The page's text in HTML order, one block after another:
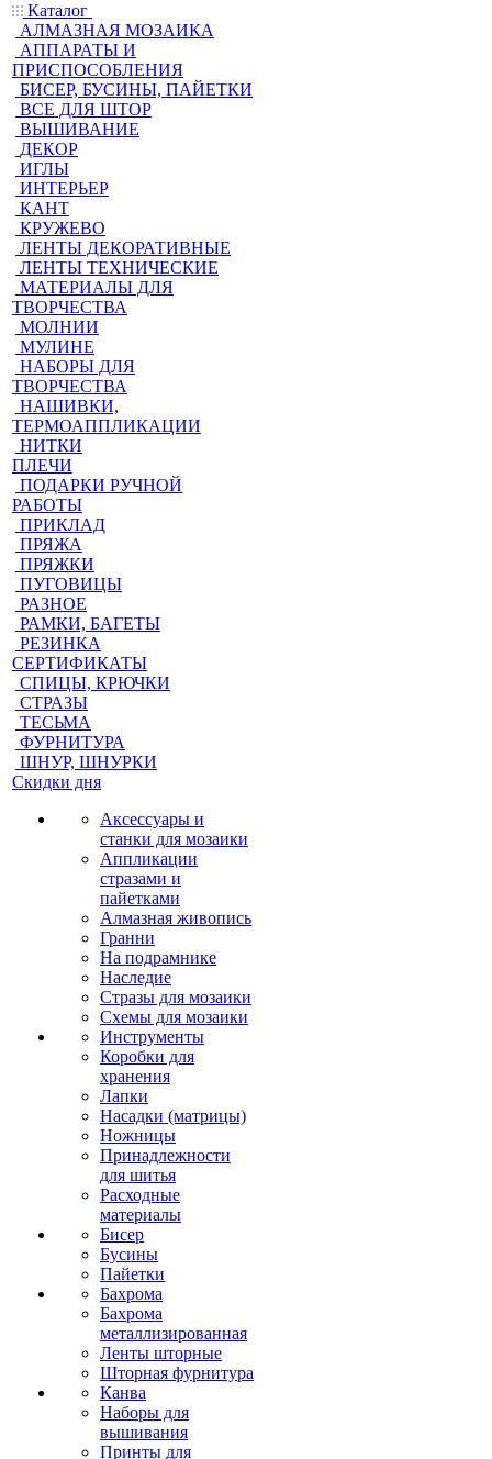
Каталог
АЛМАЗНАЯ МОЗАИКА
АППАРАТЫ И
ПРИСПОСОБЛЕНИЯ
БИСЕР, БУСИНЫ, ПАЙЕТКИ
ВСЕ ДЛЯ ШТОР
ВЫШИВАНИЕ
ДЕКОР
ИГЛЫ
ИНТЕРЬЕР
КАНТ
КРУЖЕВО
ЛЕНТЫ ДЕКОРАТИВНЫЕ
ЛЕНТЫ ТЕХНИЧЕСКИЕ
МАТЕРИАЛЫ ДЛЯ
ТВОРЧЕСТВА
МОЛНИИ
МУЛИНЕ
НАБОРЫ ДЛЯ
ТВОРЧЕСТВА
НАШИВКИ,
ТЕРМОАППЛИКАЦИИ
НИТКИ
ПЛЕЧИ
ПОДАРКИ РУЧНОЙ
РАБОТЫ
ПРИКЛАД
ПРЯЖА
ПРЯЖКИ
ПУГОВИЦЫ
РАЗНОЕ
РАМКИ, БАГЕТЫ
РЕЗИНКА
СЕРТИФИКАТЫ
СПИЦЫ, КРЮЧКИ
СТРАЗЫ
ТЕСЬМА
ФУРНИТУРА
ШНУР, ШНУРКИ
Скидки дня
Аксессуары и
станки для мозаики
Аппликации
стразами и
пайетками
Алмазная живопись
Гранни
На подрамнике
Наследие
Стразы для мозаики
Схемы для мозаики
Инструменты
Коробки для
хранения
Лапки
Насадки (матрицы)
Ножницы
Принадлежности
для шитья
Расходные
материалы
Бисер
Бусины
Пайетки
Бахрома
Бахрома
металлизированная
Ленты шторные
Шторная фурнитура
Канва
Наборы для
вышивания
Принты для